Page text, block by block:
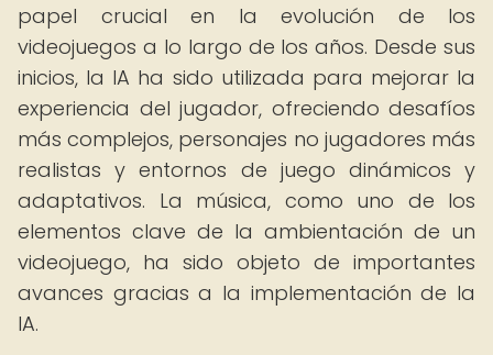
papel crucial en la evolución de los
videojuegos a lo largo de los años. Desde sus
inicios, la IA ha sido utilizada para mejorar la
experiencia del jugador, ofreciendo desafíos
más complejos, personajes no jugadores más
realistas y entornos de juego dinámicos y
adaptativos. La música, como uno de los
elementos clave de la ambientación de un
videojuego, ha sido objeto de importantes
avances gracias a la implementación de la
IA.